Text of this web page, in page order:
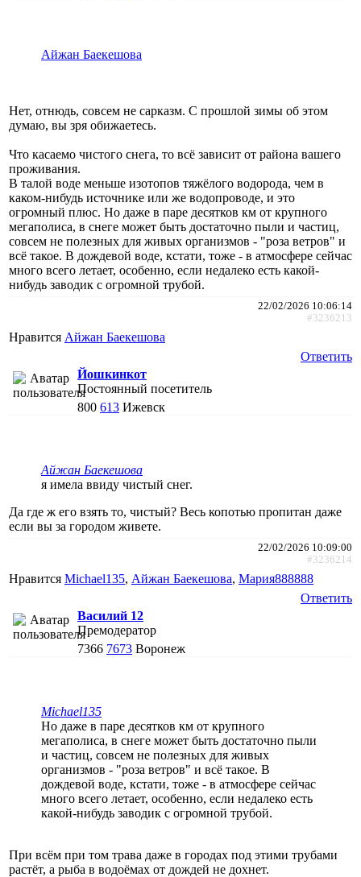
Айжан Баекешова
Нет, отнюдь, совсем не сарказм. С прошлой зимы об этом
думаю, вы зря обижаетесь.
Что касаемо чистого снега, то всё зависит от района вашего
проживания.
В талой воде меньше изотопов тяжёлого водорода, чем в
каком-нибудь источнике или же водопроводе, и это
огромный плюс. Но даже в паре десятков км от крупного
мегаполиса, в снеге может быть достаточно пыли и частиц,
совсем не полезных для живых организмов - "роза ветров" и
всё такое. В дождевой воде, кстати, тоже - в атмосфере сейчас
много всего летает, особенно, если недалеко есть какой-
нибудь заводик с огромной трубой.
22/02/2026 10:06:14
#3236213
Нравится Айжан Баекешова
Ответить
Йошкинкот
Постоянный посетитель
800 613 Ижевск
Айжан Баекешова
я имела ввиду чистый снег.
Да где ж его взять то, чистый? Весь копотью пропитан даже
если вы за городом живете.
22/02/2026 10:09:00
#3236214
Нравится Michael135, Айжан Баекешова, Мария888888
Ответить
Василий 12
Премодератор
7366 7673 Воронеж
Michael135
Но даже в паре десятков км от крупного
мегаполиса, в снеге может быть достаточно пыли
и частиц, совсем не полезных для живых
организмов - "роза ветров" и всё такое. В
дождевой воде, кстати, тоже - в атмосфере сейчас
много всего летает, особенно, если недалеко есть
какой-нибудь заводик с огромной трубой.
При всём при том трава даже в городах под этими трубами
растёт, а рыба в водоёмах от дождей не дохнет.